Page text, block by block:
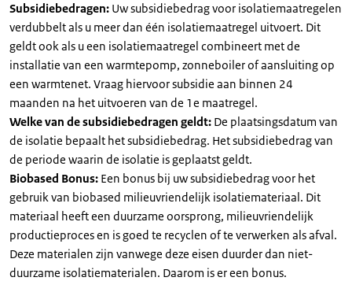
Subsidiebedragen: Uw subsidiebedrag voor isolatiemaatregelen
verdubbelt als u meer dan één isolatiemaatregel uitvoert. Dit
geldt ook als u een isolatiemaatregel combineert met de
installatie van een warmtepomp, zonneboiler of aansluiting op
een warmtenet. Vraag hiervoor subsidie aan binnen 24
maanden na het uitvoeren van de 1e maatregel.
Welke van de subsidiebedragen geldt: De plaatsingsdatum van
de isolatie bepaalt het subsidiebedrag. Het subsidiebedrag van
de periode waarin de isolatie is geplaatst geldt.
Biobased Bonus: Een bonus bij uw subsidiebedrag voor het
gebruik van biobased milieuvriendelijk isolatiemateriaal. Dit
materiaal heeft een duurzame oorsprong, milieuvriendelijk
productieproces en is goed te recyclen of te verwerken als afval.
Deze materialen zijn vanwege deze eisen duurder dan niet-
duurzame isolatiematerialen. Daarom is er een bonus.